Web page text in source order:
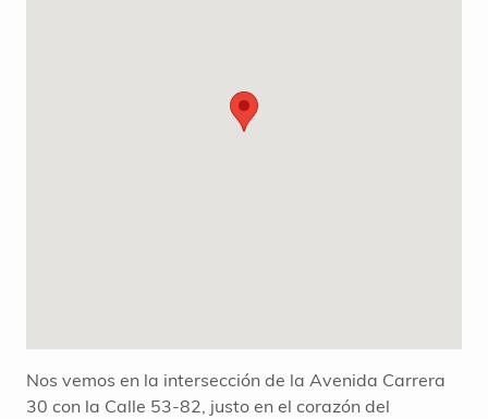
Nos vemos en la intersección de la Avenida Carrera
30 con la Calle 53-82, justo en el corazón del